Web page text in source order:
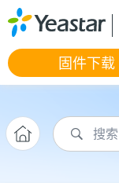
跳转到主要内容
固件下载